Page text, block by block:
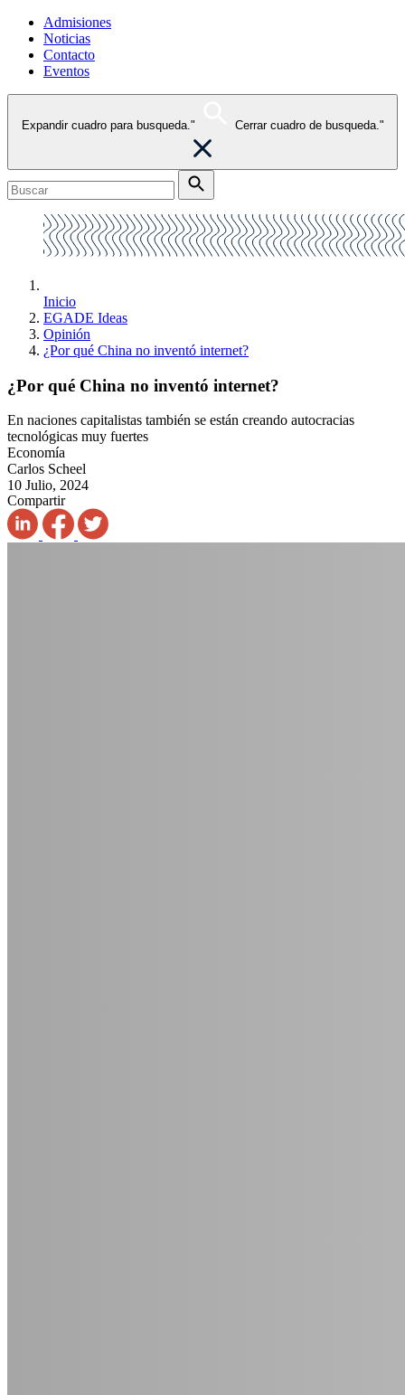
Admisiones
Noticias
Contacto
Eventos
Expandir cuadro para busqueda." Cerrar cuadro de busqueda."
Inicio
EGADE Ideas
Opinión
¿Por qué China no inventó internet?
¿Por qué China no inventó internet?
En naciones capitalistas también se están creando autocracias
tecnológicas muy fuertes
Economía
Carlos Scheel
10 Julio, 2024
Compartir